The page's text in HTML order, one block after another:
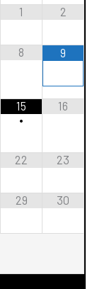
1
2
8 9
15
•
16
22 23
29 30